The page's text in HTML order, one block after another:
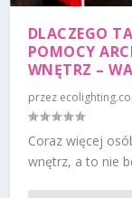
DLACZEGO
POMOCY
WNĘTRZ –
przez
Coraz więcej
wnętrz, a to nie